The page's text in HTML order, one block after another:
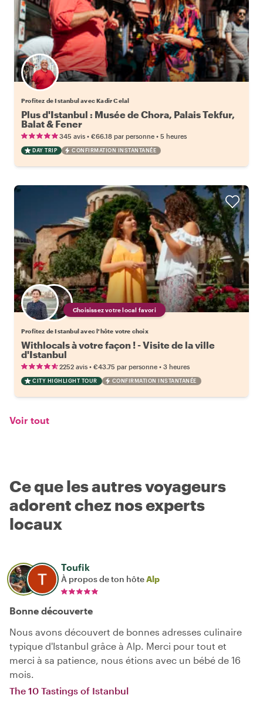
Profitez de Istanbul avec Kadir Celal
Plus d'Istanbul : Musée de Chora, Palais Tekfur,
Balat & Fener
345 avis • €66.18 par personne • 5 heures
DAY TRIP CONFIRMATION INSTANTANÉE
Choisissez votre local favori
Profitez de Istanbul avec l'hôte votre choix
Withlocals à votre façon ! - Visite de la ville
d'Istanbul
2252 avis • €43.75 par personne • 3 heures
CITY HIGHLIGHT TOUR CONFIRMATION INSTANTANÉE
Voir tout
Ce que les autres voyageurs
adorent chez nos experts
locaux
Toufik
À propos de ton hôteAlp
Bonne découverte
Nous avons découvert de bonnes adresses culinaire
typique d'Istanbul grâce à Alp. Merci pour tout et
merci à sa patience, nous étions avec un bébé de 16
mois.
The 10 Tastings of Istanbul